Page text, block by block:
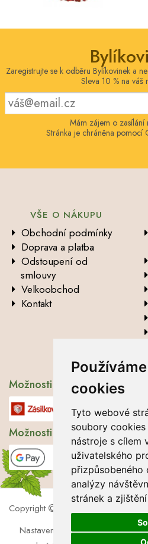
cookies
Tyto webové
soubory
nástroje s cílem
uživatelského
přizpůsobeného
analýzy
stránek a
Zaregistrujte se k odběru Bylíkovinek a
Sleva 10 % na váš
Mám zájem o zasílání
Stránka je chráněna
VŠE O NÁKUPU
Obchodní podmínky
Doprava a platba
Odstoupení od
smlouvy
Velkoobchod
Kontakt
Možnosti dopravy
Možnosti platby
Copyright
2026 Lbros s.r.o.
Nastavení cookies|Soubory